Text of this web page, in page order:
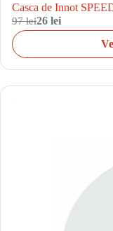
Casca de Innot
97 lei26 lei